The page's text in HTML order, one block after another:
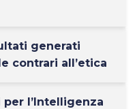
generati
contrari all’etica
l’Intelligenza